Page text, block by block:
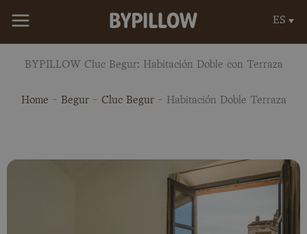
ES
BYPILLOW Cluc Begur: Habitación Doble con Terraza
Home - Begur- Cluc Begur- Habitación Doble Terraza